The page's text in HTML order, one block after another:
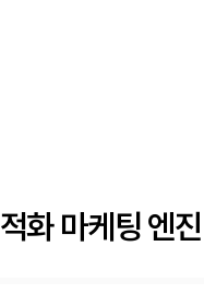
화 마케팅 엔